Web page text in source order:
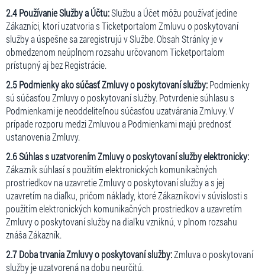
2.4 Používanie Služby a Účtu:Službu a Účet môžu používať jedine
Zákazníci, ktorí uzatvoria s Ticketportalom Zmluvu o poskytovaní
služby a úspešne sa zaregistrujú v Službe. Obsah Stránky je v
obmedzenom neúplnom rozsahu určovanom Ticketportalom
prístupný aj bez Registrácie.
2.5 Podmienky ako súčasť Zmluvy o poskytovaní služby:Podmienky
sú súčasťou Zmluvy o poskytovaní služby. Potvrdenie súhlasu s
Podmienkami je neoddeliteľnou súčasťou uzatvárania Zmluvy. V
prípade rozporu medzi Zmluvou a Podmienkami majú prednosť
ustanovenia Zmluvy.
2.6 Súhlas s uzatvorením Zmluvy o poskytovaní služby elektronicky:
Zákazník súhlasí s použitím elektronických komunikačných
prostriedkov na uzavretie Zmluvy o poskytovaní služby a s jej
uzavretím na diaľku, pričom náklady, ktoré Zákazníkovi v súvislosti s
použitím elektronických komunikačných prostriedkov a uzavretím
Zmluvy o poskytovaní služby na diaľku vzniknú, v plnom rozsahu
znáša Zákazník.
2.7 Doba trvania Zmluvy o poskytovaní služby:Zmluva o poskytovaní
služby je uzatvorená na dobu neurčitú.